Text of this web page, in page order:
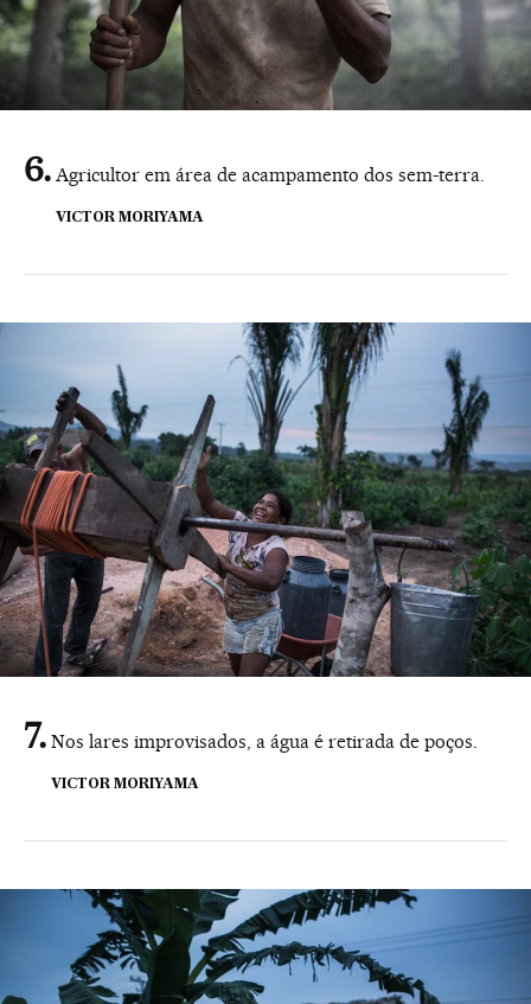
Agricultor em área de acampamento dos sem-terra.
VICTOR MORIYAMA
Nos lares improvisados, a água é retirada de poços.
VICTOR MORIYAMA